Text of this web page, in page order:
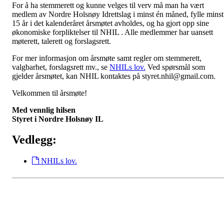
For å ha stemmerett og kunne velges til verv må man ha vært
medlem av Nordre Holsnøy Idrettslag i minst én måned, fylle minst
15 år i det kalenderåret årsmøtet avholdes, og ha gjort opp sine
økonomiske forpliktelser til NHIL . Alle medlemmer har uansett
møterett, talerett og forslagsrett.
For mer informasjon om årsmøte samt regler om stemmerett,
valgbarhet, forslagsrett mv., se NHILs lov. Ved spørsmål som
gjelder årsmøtet, kan NHIL kontaktes på styret.nhil@gmail.com.
Velkommen til årsmøte!
Med vennlig hilsen
Styret i Nordre Holsnøy IL
Vedlegg:
NHILs lov.